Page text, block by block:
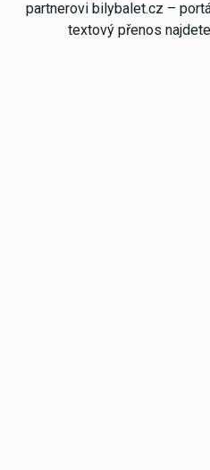
partnerovi bilybalet.cz –
textový přenos